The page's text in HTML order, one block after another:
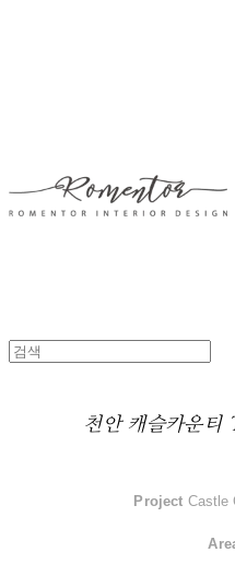
천안 캐슬카운티
Project Castle